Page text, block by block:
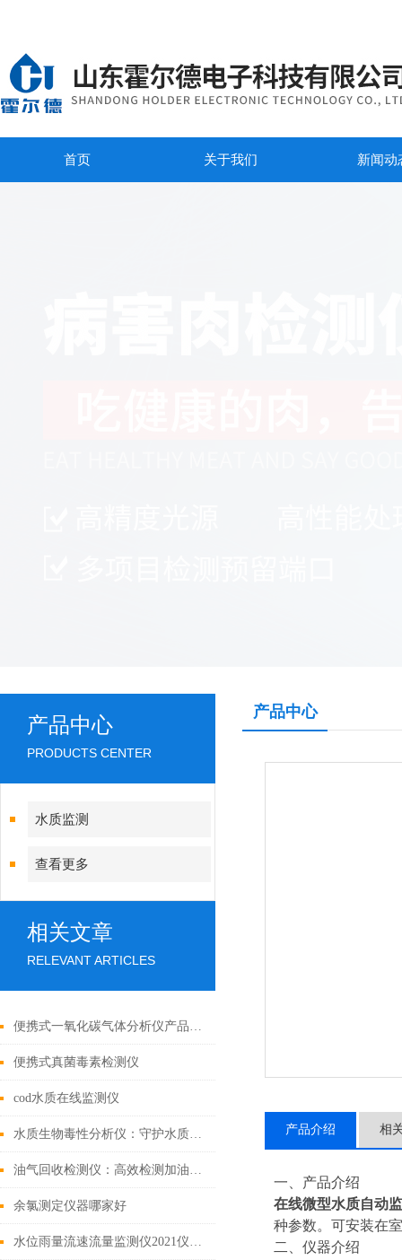
首页 关于我们 新闻动
产品中心
PRODUCTS CENTER
水质监测
查看更多
相关文章
RELEVANT ARTICLES
便携式一氧化碳气体分析仪产品介绍
便携式真菌毒素检测仪
cod水质在线监测仪
水质生物毒性分析仪：守护水质安全的技术革新
油气回收检测仪：高效检测加油站油气回收，为环保与合规保驾护航
余氯测定仪器哪家好
水位雨量流速流量监测仪2021仪器监测推荐
产品中心
产品介绍 相
一、产品介绍
在线微型水质自动
种参数。可安装在
二、仪器介绍